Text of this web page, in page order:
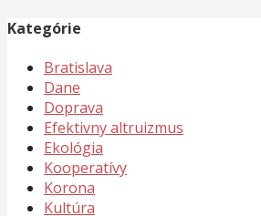
Kategórie
Bratislava
Dane
Doprava
Efektivny altruizmus
Ekológia
Kooperatívy
Korona
Kultúra